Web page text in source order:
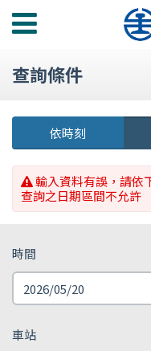
功
選
查詢條件
依時刻
輸入資料有誤，請依
查詢之日期區間不允許
時間
車站